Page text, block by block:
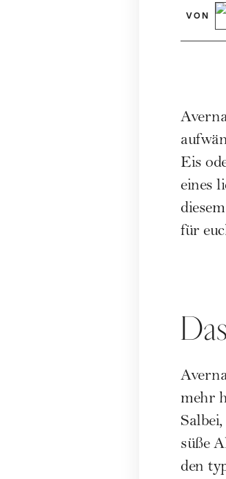
VON
Eis
eines
für
mehr
süße
den